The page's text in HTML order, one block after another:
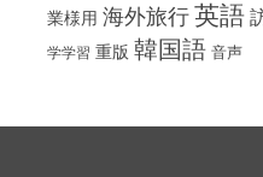
業様用 海外旅行英語
学学習 重版 韓国語 音声